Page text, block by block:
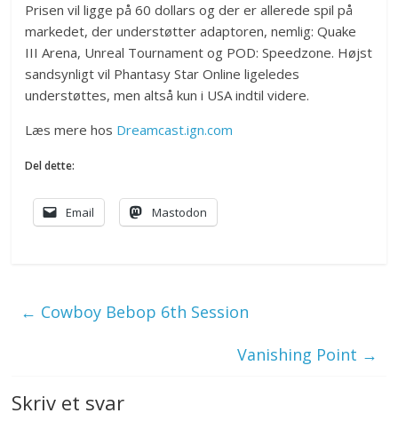
Prisen vil ligge på 60 dollars og der er allerede spil på
markedet, der understøtter adaptoren, nemlig: Quake
III Arena, Unreal Tournament og POD: Speedzone. Højst
sandsynligt vil Phantasy Star Online ligeledes
understøttes, men altså kun i USA indtil videre.
Læs mere hos Dreamcast.ign.com
Del dette:
Email Mastodon
← Cowboy Bebop 6th Session
Vanishing Point →
Skriv et svar